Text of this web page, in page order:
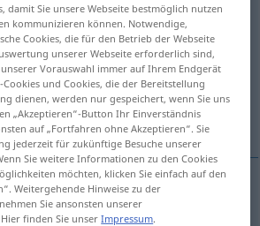
unterscheiden
sein (GEN) know
damit Sie unsere Webseite bestmöglich nutzen
kommunizieren können. Notwendige,
Cookies, die für den Betrieb der Webseite
unserer Webseite erforderlich sind,
Vorauswahl immer auf Ihrem Endgerät
und Cookies, die der Bereitstellung
dienen, werden nur gespeichert, wenn Sie uns
„Akzeptieren“-Button Ihr Einverständnis
auf „Fortfahren ohne Akzeptieren“. Sie
jederzeit für zukünftige Besuche unserer
Sie weitere Informationen zu den Cookies
möchten, klicken Sie einfach auf den
Weitergehende Hinweise zu der
Sie ansonsten unserer
Hier finden Sie unserImpressum.